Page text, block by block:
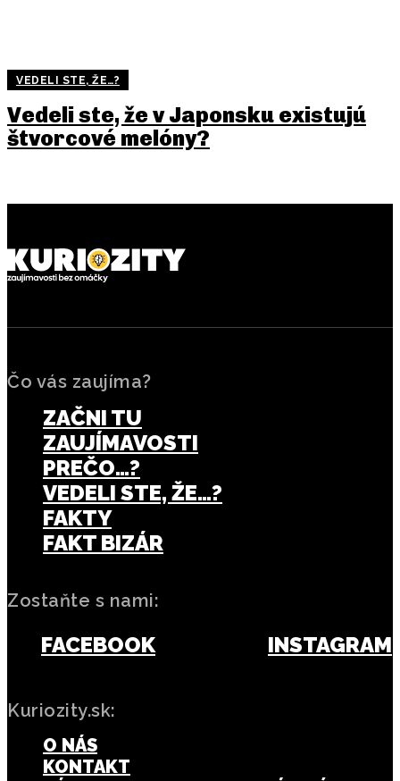
VEDELI STE, ŽE…?
Vedeli ste, že v Japonsku existujú
štvorcové melóny?
Čo vás zaujíma?
ZAČNI TU
ZAUJÍMAVOSTI
PREČO…?
VEDELI STE, ŽE…?
FAKTY
FAKT BIZÁR
Zostaňte s nami:
FACEBOOK INSTAGRAM
Kuriozity.sk:
O NÁS
KONTAKT